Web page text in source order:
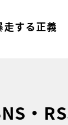
する正義
・